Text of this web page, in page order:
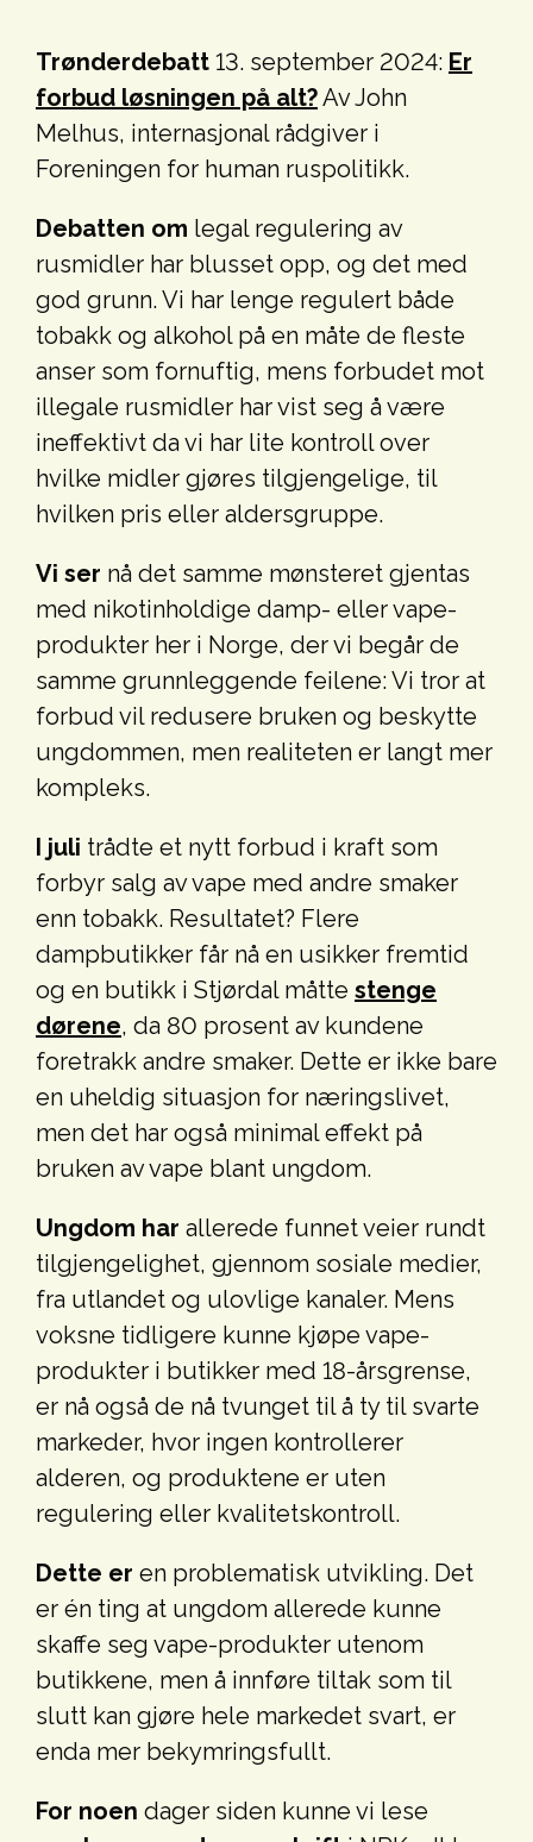
Trønderdebatt 13. september 2024: Er
forbud løsningen på alt?Av John
Melhus, internasjonal rådgiver i
Foreningen for human ruspolitikk.
Debatten om legal regulering av
rusmidler har blusset opp, og det med
god grunn. Vi har lenge regulert både
tobakk og alkohol på en måte de fleste
anser som fornuftig, mens forbudet mot
illegale rusmidler har vist seg å være
ineffektivt da vi har lite kontroll over
hvilke midler gjøres tilgjengelige, til
hvilken pris eller aldersgruppe.
Vi ser nå det samme mønsteret gjentas
med nikotinholdige damp- eller vape-
produkter her i Norge, der vi begår de
samme grunnleggende feilene: Vi tror at
forbud vil redusere bruken og beskytte
ungdommen, men realiteten er langt mer
kompleks.
I juli trådte et nytt forbud i kraft som
forbyr salg av vape med andre smaker
enn tobakk. Resultatet? Flere
dampbutikker får nå en usikker fremtid
og en butikk i Stjørdal måtte stenge
dørene, da 80 prosent av kundene
foretrakk andre smaker. Dette er ikke bare
en uheldig situasjon for næringslivet,
men det har også minimal effekt på
bruken av vape blant ungdom.
Ungdom har allerede funnet veier rundt
tilgjengelighet, gjennom sosiale medier,
fra utlandet og ulovlige kanaler. Mens
voksne tidligere kunne kjøpe vape-
produkter i butikker med 18-årsgrense,
er nå også de nå tvunget til å ty til svarte
markeder, hvor ingen kontrollerer
alderen, og produktene er uten
regulering eller kvalitetskontroll.
Dette er en problematisk utvikling. Det
er én ting at ungdom allerede kunne
skaffe seg vape-produkter utenom
butikkene, men å innføre tiltak som til
slutt kan gjøre hele markedet svart, er
enda mer bekymringsfullt.
For noen dager siden kunne vi lese